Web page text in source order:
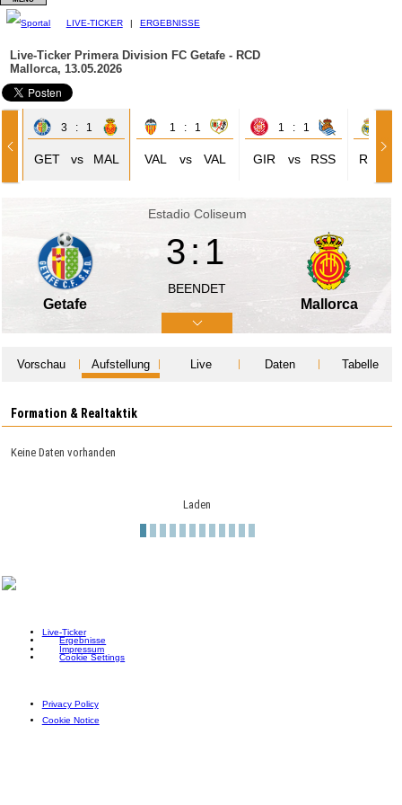
LIVE-TICKER | ERGEBNISSE
Live-Ticker Primera Division FC Getafe - RCD
Mallorca, 13.05.2026
3 : 1
GET vs MAL
1 : 1
VAL vs VAL
1 : 1
GIR vs RSS RMA
Estadio Coliseum
Getafe
3:1
BEENDET
Mallorca
Vorschau Aufstellung Live Daten Tabelle
Formation & Realtaktik
Keine Daten vorhanden
Laden
Live-Ticker
Ergebnisse
Impressum
Cookie Settings
Privacy Policy
Cookie Notice